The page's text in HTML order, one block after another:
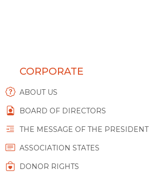
CORPORATE
ABOUT US
BOARD OF DIRECTORS
THE MESSAGE OF THE PRESIDENT
ASSOCIATION STATES
DONOR RIGHTS